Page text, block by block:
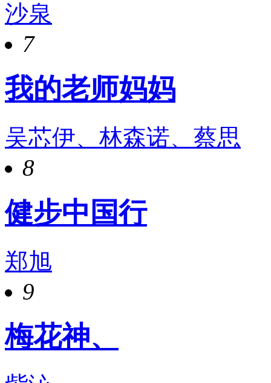
沙泉
7
我的老师妈妈
吴芯伊、林森诺、蔡思
8
健步中国行
郑旭
9
梅花神、